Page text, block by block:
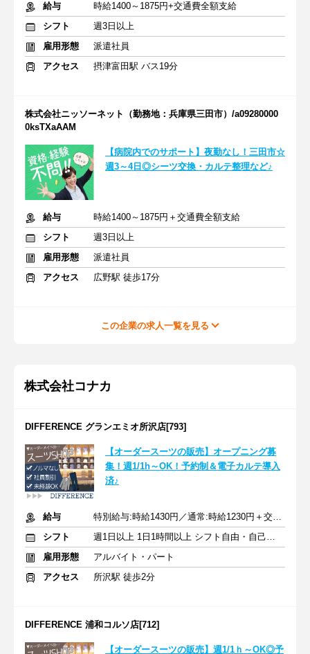
給与
時給1400～1875円+交通費全額支給
シフト
週3日以上
雇用形態
派遣社員
アクセス
摂津富田駅 バス19分
株式会社ニッソーネット（勤務地：兵庫県三田市）/a09280000
0ksTXaAAM
【病院内でのサポート】夜勤なし！三田市☆
週3～4日◎シーツ交換・カルテ整理など♪
給与
時給1400～1875円＋交通費全額支給
シフト
週3日以上
雇用形態
派遣社員
アクセス
広野駅 徒歩17分
この企業の求人一覧を見る
株式会社コナカ
DIFFERENCE グランエミオ所沢店[793]
【オーダースーツの販売】オープニング募
集！週1/1h～OK！予約制＆電子カルテ導入
済♪
給与
特別給与:時給1430円／通常:時給1230円＋交通費支給
シフト
週1日以上 1日1時間以上 シフト自由・自己申告
雇用形態
アルバイト・パート
アクセス
所沢駅 徒歩2分
DIFFERENCE 浦和コルソ店[712]
【オーダースーツの販売】週1/1ｈ～OK◎予